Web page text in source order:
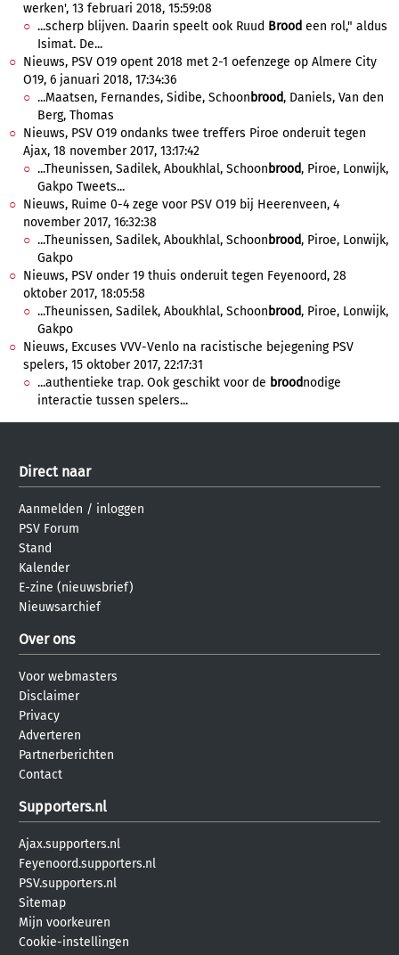
werken', 13 februari 2018, 15:59:08
...scherp blijven. Daarin speelt ook Ruud Brood een rol," aldus
Isimat. De...
Nieuws, PSV O19 opent 2018 met 2-1 oefenzege op Almere City
O19, 6 januari 2018, 17:34:36
...Maatsen, Fernandes, Sidibe, Schoon brood, Daniels, Van den
Berg, Thomas
Nieuws, PSV O19 ondanks twee treffers Piroe onderuit tegen
Ajax, 18 november 2017, 13:17:42
...Theunissen, Sadilek, Aboukhlal, Schoon brood, Piroe, Lonwijk,
Gakpo Tweets...
Nieuws, Ruime 0-4 zege voor PSV O19 bij Heerenveen, 4
november 2017, 16:32:38
...Theunissen, Sadilek, Aboukhlal, Schoon brood, Piroe, Lonwijk,
Gakpo
Nieuws, PSV onder 19 thuis onderuit tegen Feyenoord, 28
oktober 2017, 18:05:58
...Theunissen, Sadilek, Aboukhlal, Schoon brood, Piroe, Lonwijk,
Gakpo
Nieuws, Excuses VVV-Venlo na racistische bejegening PSV
spelers, 15 oktober 2017, 22:17:31
...authentieke trap. Ook geschikt voor de broodnodige
interactie tussen spelers...
Direct naar
Aanmelden / inloggen
PSV Forum
Stand
Kalender
E-zine (nieuwsbrief)
Nieuwsarchief
Over ons
Voor webmasters
Disclaimer
Privacy
Adverteren
Partnerberichten
Contact
Supporters.nl
Ajax.supporters.nl
Feyenoord.supporters.nl
PSV.supporters.nl
Sitemap
Mijn voorkeuren
Cookie-instellingen